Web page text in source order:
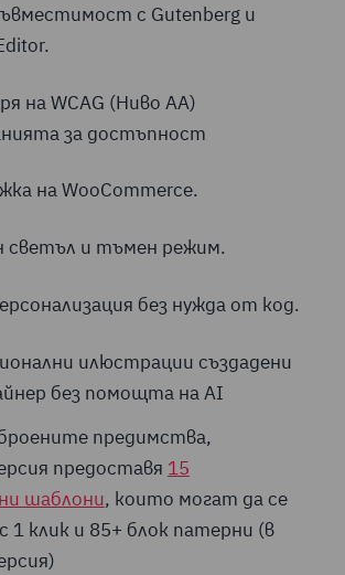
с Gutenberg и
на WCAG (Ниво АА)
за достъпност
на WooCommerce.
светъл и тъмен режим.
без нужда от код.
илюстрации създадени
без помощта на AI
предимства,
предоставя 15
шаблони, които могат да се
1 клик и 85+ блок патерни (в